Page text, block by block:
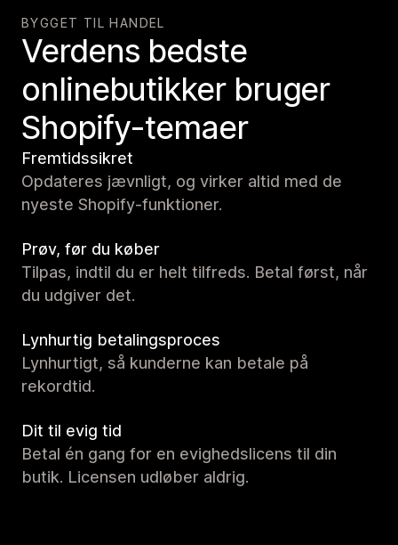
BYGGET TIL HANDEL
Verdens bedste
onlinebutikker bruger
Shopify-temaer
Fremtidssikret
Opdateres jævnligt, og virker altid med de
nyeste Shopify-funktioner.
Prøv, før du køber
Tilpas, indtil du er helt tilfreds. Betal først, når
du udgiver det.
Lynhurtig betalingsproces
Lynhurtigt, så kunderne kan betale på
rekordtid.
Dit til evig tid
Betal én gang for en evighedslicens til din
butik. Licensen udløber aldrig.